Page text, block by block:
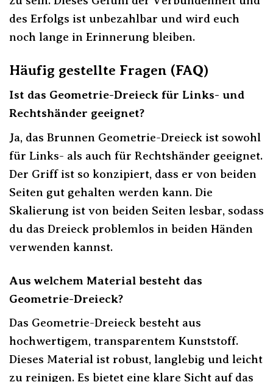
des Erfolgs ist unbezahlbar und wird euch
noch lange in Erinnerung bleiben.
Häufig gestellte Fragen (FAQ)
Ist das Geometrie-Dreieck für Links- und
Rechtshänder geeignet?
Ja, das Brunnen Geometrie-Dreieck ist sowohl
für Links- als auch für Rechtshänder geeignet.
Der Griff ist so konzipiert, dass er von beiden
Seiten gut gehalten werden kann. Die
Skalierung ist von beiden Seiten lesbar, sodass
du das Dreieck problemlos in beiden Händen
verwenden kannst.
Aus welchem Material besteht das
Geometrie-Dreieck?
Das Geometrie-Dreieck besteht aus
hochwertigem, transparentem Kunststoff.
Dieses Material ist robust, langlebig und leicht
zu reinigen. Es bietet eine klare Sicht auf das